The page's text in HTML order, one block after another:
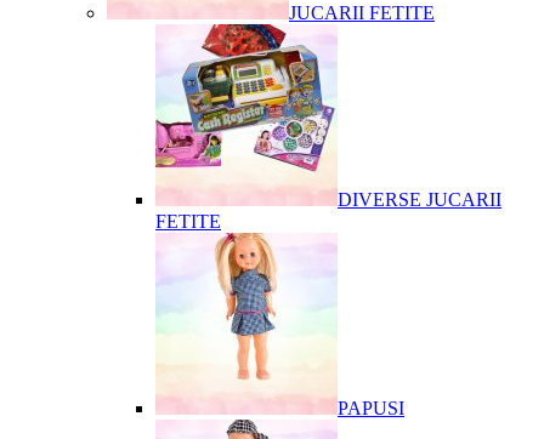
JUCARII FETITE
DIVERSE JUCARII
FETITE
PAPUSI